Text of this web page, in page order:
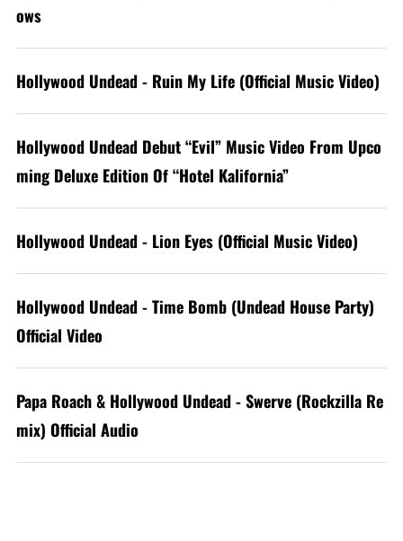
ows
Hollywood Undead - Ruin My Life (Official Music Video)
Hollywood Undead Debut “Evil” Music Video From Upco
ming Deluxe Edition Of “Hotel Kalifornia”
Hollywood Undead - Lion Eyes (Official Music Video)
Hollywood Undead - Time Bomb (Undead House Party)
Official Video
Papa Roach & Hollywood Undead - Swerve (Rockzilla Re
mix) Official Audio